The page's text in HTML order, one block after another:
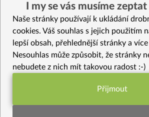
Osvěžující čaj s citronovými bylinkami
Nepečený jablečný dort s rybízem
Vybrané recepty
Ořechové košíčky s krémem
Karamelizovaná rajčata
Veganská krémová polévka ze zeleného chřestu
Čočka na kari s cuketou
I my se vás musíme
Naše stránky používají k ukládání
cookies. Váš souhlas s jejich použitím
lepší obsah, přehlednější stránky a
Nesouhlas může způsobit, že stránky
nebudete z nich mít takovou radost :-)
Funkční nastavení potřebujeme
Přijmout